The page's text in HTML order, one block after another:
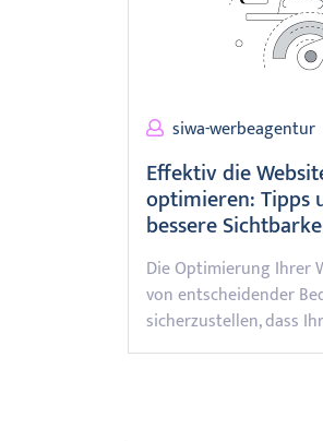
siwa-werbeagentur
Effektiv die
optimieren: Tipps
bessere
Die Optimierung Ihrer
von entscheidender
sicherzustellen, dass